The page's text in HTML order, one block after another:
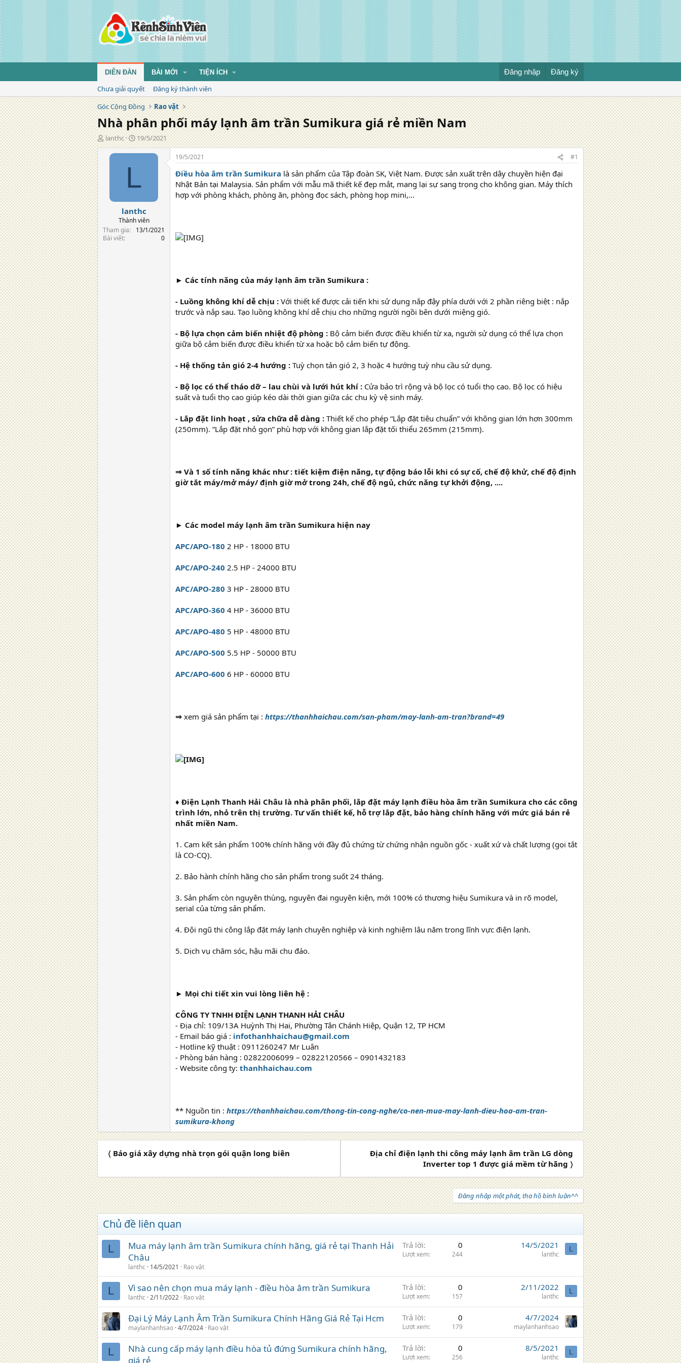
DIỄN ĐÀN BÀI MỚI TIỆN ÍCH Đăng nhập Đăng ký
Chưa giải quyết
Đăng ký thành viên
Góc Cộng Đồng
Rao vặt
Nhà phân phối máy lạnh âm trần Sumikura giá rẻ miền Nam
T
á
lanthc
N
g
à
ă
g
19/5/2021
L
lanthc
Thành viên
Tham gia
13/1/2021
Bài viết
0
19/5/2021 #1
Điều hòa âm trần Sumikura là sản phẩm của Tập đoàn SK, Việt Nam. Được sản xuất trên dây chuyền hiện đại
Nhật Bản tại Malaysia. Sản phẩm với mẫu mã thiết kế đẹp mắt, mang lại sự sang trọng cho không gian. Máy thích
hợp với phòng khách, phòng ăn, phòng đọc sách, phòng họp mini,...
► Các tính năng của máy lạnh âm trần Sumikura :
- Luồng không khí dễ chịu : Với thiết kế được cải tiến khi sử dụng nắp đậy phía dưới với 2 phần riêng biệt : nắp
trước và nắp sau. Tạo luồng không khí dễ chịu cho những người ngồi bên dưới miệng gió.
- Bộ lựa chọn cảm biến nhiệt độ phòng : Bộ cảm biến được điều khiển từ xa, người sử dụng có thể lựa chọn
giữa bộ cảm biến được điều khiển từ xa hoặc bộ cảm biến tự động.
- Hệ thống tản gió 2-4 hướng : Tuỳ chọn tản gió 2, 3 hoặc 4 hướng tuỳ nhu cầu sử dụng.
- Bộ lọc có thể tháo dỡ – lau chùi và lưới hút khí : Cửa bảo trì rộng và bộ lọc có tuổi thọ cao. Bộ lọc có hiệu
suất và tuổi thọ cao giúp kéo dài thời gian giữa các chu kỳ vệ sinh máy.
- Lắp đặt linh hoạt , sửa chữa dễ dàng : Thiết kế cho phép “Lắp đặt tiêu chuẩn” với không gian lớn hơn 300mm
(250mm). “Lắp đặt nhỏ gọn” phù hợp với không gian lắp đặt tối thiểu 265mm (215mm).
⇒ Và 1 số tính năng khác như : tiết kiệm điện năng, tự động báo lỗi khi có sự cố, chế độ khử, chế độ định
giờ tắt máy/mở máy/ định giờ mở trong 24h, chế độ ngủ, chức năng tự khởi động, ....
► Các model máy lạnh âm trần Sumikura hiện nay
APC/APO-180 2 HP - 18000 BTU
APC/APO-240 2.5 HP - 24000 BTU
APC/APO-280 3 HP - 28000 BTU
APC/APO-360 4 HP - 36000 BTU
APC/APO-480 5 HP - 48000 BTU
APC/APO-500 5.5 HP - 50000 BTU
APC/APO-600 6 HP - 60000 BTU
⇒ xem giá sản phẩm tại : https://thanhhaichau.com/san-pham/may-lanh-am-tran?brand=49
♦ Điện Lạnh Thanh Hải Châu là nhà phân phối, lắp đặt máy lạnh điều hòa âm trần Sumikura cho các công
trình lớn, nhỏ trên thị trường. Tư vấn thiết kế, hỗ trợ lắp đặt, bảo hàng chính hãng với mức giá bán rẻ
nhất miền Nam.
1. Cam kết sản phẩm 100% chính hãng với đầy đủ chứng từ chứng nhận nguồn gốc - xuất xứ và chất lượng (gọi tắt
là CO-CQ).
2. Bảo hành chính hãng cho sản phẩm trong suốt 24 tháng.
3. Sản phẩm còn nguyên thùng, nguyên đai nguyên kiện, mới 100% có thương hiệu Sumikura và in rõ model,
serial của từng sản phẩm.
4. Đội ngũ thi công lắp đặt máy lạnh chuyên nghiệp và kinh nghiệm lâu năm trong lĩnh vực điện lạnh.
5. Dịch vụ chăm sóc, hậu mãi chu đáo.
► Mọi chi tiết xin vui lòng liên hệ :
CÔNG TY TNHH ĐIỆN LẠNH THANH HẢI CHÂU
- Địa chỉ: 109/13A Huỳnh Thị Hai, Phường Tân Chánh Hiệp, Quận 12, TP HCM
- Email báo giá : infothanhhaichau@gmail.com
- Hotline kỹ thuật : 0911260247 Mr Luân
- Phòng bán hàng : 02822006099 – 02822120566 – 0901432183
- Website công ty: thanhhaichau.com
** Nguồn tin : https://thanhhaichau.com/thong-tin-cong-nghe/co-nen-mua-may-lanh-dieu-hoa-am-tran-
sumikura-khong
〈 Báo giá xây dựng nhà trọn gói quận long biên
Địa chỉ điện lạnh thi công máy lạnh âm trần LG dòng
Inverter top 1 được giá mềm từ hãng 〉
Đăng nhập một phát, tha hồ bình luận^^
Chủ đề liên quan
L
Mua máy lạnh âm trần Sumikura chính hãng, giá rẻ tại Thanh Hải
Châu
lanthc 14/5/2021 Rao vặt
Trả lời 0
Lượt xem 244
14/5/2021
lanthc
L
L Vì sao nên chọn mua máy lạnh - điều hòa âm trần Sumikura
lanthc 2/11/2022 Rao vặt
Trả lời 0
Lượt xem 157
2/11/2022
lanthc
L
Đại Lý Máy Lạnh Âm Trần Sumikura Chính Hãng Giá Rẻ Tại Hcm
maylanhanhsao 4/7/2024 Rao vặt
Trả lời 0
Lượt xem 179
4/7/2024
maylanhanhsao
L
Nhà cung cấp máy lạnh điều hòa tủ đứng Sumikura chính hãng,
giá rẻ
Trả lời 0
Lượt xem 256
8/5/2021
lanthc
L